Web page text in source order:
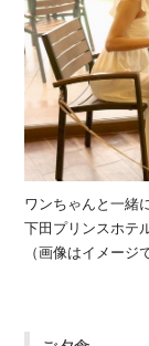
ワンちゃんと一緒
下田プリンスホテ
（画像はイメージ